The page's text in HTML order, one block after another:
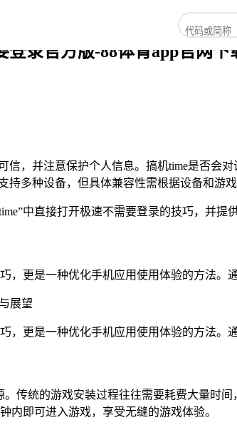
录官方版-88体育app官网下
信，并注意保护个人信息。搞机time是否会
多种设备，但具体兼容性需根据设备和游戏
中直接打开极速不需要登录的技巧，并提
，更是一种优化手机应用使用体验的方法
展望
，更是一种优化手机应用使用体验的方法
传统的游戏安装过程往往需要耗费大量时
内即可进入游戏，享受无缝的游戏体验。